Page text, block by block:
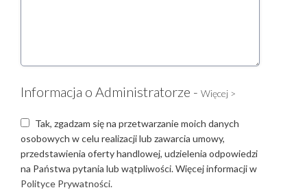
Informacja o Administratorze - Więcej >
Tak, zgadzam się na przetwarzanie moich danych
osobowych w celu realizacji lub zawarcia umowy,
przedstawienia oferty handlowej, udzielenia odpowiedzi
na Państwa pytania lub wątpliwości. Więcej informacji w
Polityce Prywatności.